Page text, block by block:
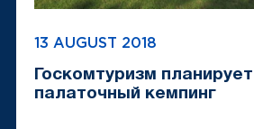
13 AUGUST 2018
Госкомтуризм
палаточный кемпинг